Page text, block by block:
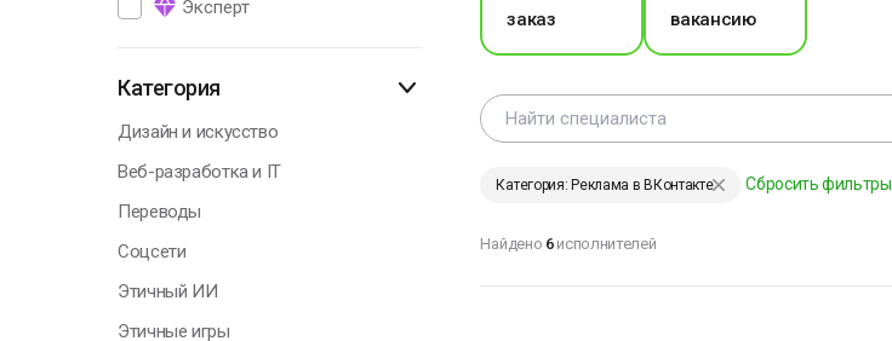
Эксперт
Категория
Дизайн и искусство
Веб-разработка и IT
Переводы
Соцсети
Этичный ИИ
Этичные игры
Не удерживай то, что
уходит, и не
приходит. И тогда
счастье само найдёт
тебя.
заказ
вакансию
Категория: Реклама в ВКонтакте Сбросить фильтры
Найдено 6 исполнителей